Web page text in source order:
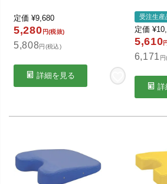
定価 ¥9,680
5,280 円(税抜)
5,808円(税込)
詳細を見る
受注生産
定価 ¥
5,610
6,171
詳